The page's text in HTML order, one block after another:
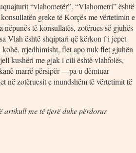
“vlahometër”. “Vlahometri” është
greke të Korçës me vërtetimin e
të konsullatës, zotërues së gjuhës
Vlah është shqiptari që kërkon t`i jepet
kohë, rrjedhimisht, flet apo nuk flet gjuhën
kushëri me gjak i cili është vlahfolës,
marrë përsipër —pa u dëmtuar
në zotëruesit e mundshëm të vërtetimit të
artikull me të tjerë duke përdorur